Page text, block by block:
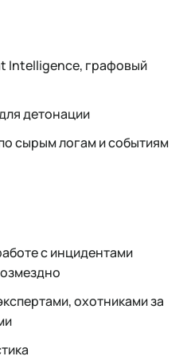
Intelligence, графовый
детонации
сырым логам и событиям
с инцидентами
охотниками за